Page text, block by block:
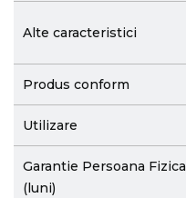
Alte caracteristici
Produs conform
Utilizare
Garantie Persoana Fizica
(luni)